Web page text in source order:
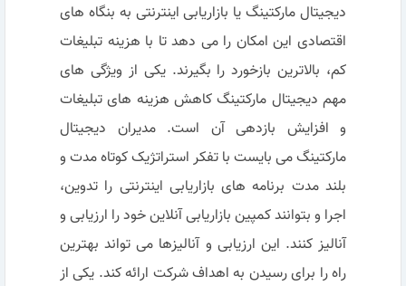
دیجیتال مارکتینگ یا بازاریابی اینترنتی به بنگاه های
اقتصادی این امکان را می دهد تا با هزینه تبلیغات
کم، بالاترین بازخورد را بگیرند. یکی از ویژگی های
مهم دیجیتال مارکتینگ کاهش هزینه های تبلیغات
و افزایش بازدهی آن است. مدیران دیجیتال
مارکتینگ می بایست با تفکر استراتژیک کوتاه مدت و
بلند مدت برنامه های بازاریابی اینترنتی را تدوین،
اجرا و بتوانند کمپین بازاریابی آنلاین خود را ارزیابی و
آنالیز کنند. این ارزیابی و آنالیزها می تواند بهترین
راه را برای رسیدن به اهداف شرکت ارائه کند. یکی از